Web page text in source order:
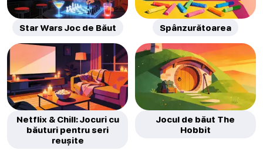
Star Wars Joc de Băut Spânzurătoarea
Netflix & Chill: Jocuri cu
băuturi pentru seri
reușite
Jocul de băut The
Hobbit